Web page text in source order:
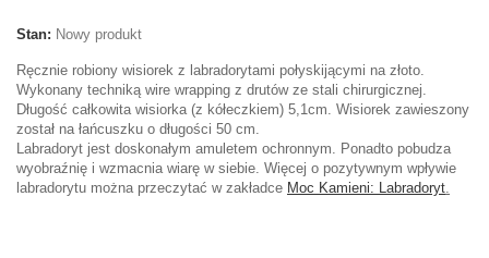
Stan: Nowy produkt
Ręcznie robiony wisiorek z labradorytami połyskijącymi na złoto.
Wykonany techniką wire wrapping z drutów ze stali chirurgicznej.
Długość całkowita wisiorka (z kółeczkiem) 5,1cm. Wisiorek zawieszony
został na łańcuszku o długości 50 cm.
Labradoryt jest doskonałym amuletem ochronnym. Ponadto pobudza
wyobraźnię i wzmacnia wiarę w siebie. Więcej o pozytywnym wpływie
labradorytu można przeczytać w zakładce Moc Kamieni: Labradoryt.